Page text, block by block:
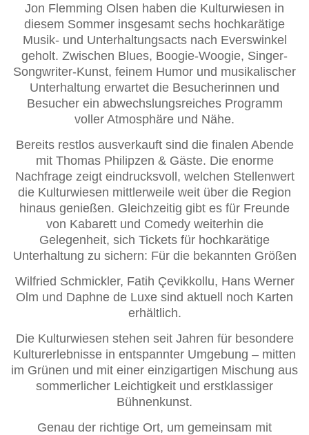
Jon Flemming Olsen haben die Kulturwiesen in
diesem Sommer insgesamt sechs hochkarätige
Musik- und Unterhaltungsacts nach Everswinkel
geholt. Zwischen Blues, Boogie-Woogie, Singer-
Songwriter-Kunst, feinem Humor und musikalischer
Unterhaltung erwartet die Besucherinnen und
Besucher ein abwechslungsreiches Programm
voller Atmosphäre und Nähe.
Bereits restlos ausverkauft sind die finalen Abende
mit Thomas Philipzen & Gäste. Die enorme
Nachfrage zeigt eindrucksvoll, welchen Stellenwert
die Kulturwiesen mittlerweile weit über die Region
hinaus genießen. Gleichzeitig gibt es für Freunde
von Kabarett und Comedy weiterhin die
Gelegenheit, sich Tickets für hochkarätige
Unterhaltung zu sichern: Für die bekannten Größen
Wilfried Schmickler, Fatih Çevikkollu, Hans Werner
Olm und Daphne de Luxe sind aktuell noch Karten
erhältlich.
Die Kulturwiesen stehen seit Jahren für besondere
Kulturerlebnisse in entspannter Umgebung – mitten
im Grünen und mit einer einzigartigen Mischung aus
sommerlicher Leichtigkeit und erstklassiger
Bühnenkunst.
Genau der richtige Ort, um gemeinsam mit